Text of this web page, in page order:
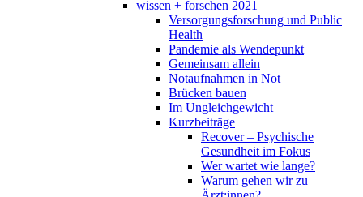
wissen + forschen 2021
Versorgungsforschung und Public
Health
Pandemie als Wendepunkt
Gemeinsam allein
Notaufnahmen in Not
Brücken bauen
Im Ungleichgewicht
Kurzbeiträge
Recover – Psychische
Gesundheit im Fokus
Wer wartet wie lange?
Warum gehen wir zu